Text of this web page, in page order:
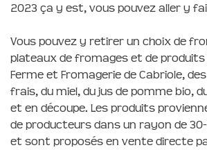
2023 ça y est, vous pouvez aller y
Vous pouvez y retirer un choix de
plateaux de fromages et de produits
Ferme et Fromagerie de Cabriole,
frais, du miel, du jus de pomme bio,
et en découpe. Les produits
de producteurs dans un rayon de
et sont proposés en vente directe